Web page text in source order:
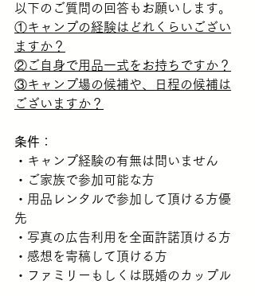
以下のご質問の回答もお願いします。
①キャンプの経験はどれくらいござい
ますか？
②ご自身で用品一式をお持ちですか？
③キャンプ場の候補や、日程の候補は
ございますか？
条件 ：
・キャンプ経験の有無は問いません
・ご家族で参加可能な方
・用品レンタルで参加して頂ける方優
先
・写真の広告利用を全面許諾頂ける方
・感想を寄稿して頂ける方
・ファミリーもしくは既婚のカップル